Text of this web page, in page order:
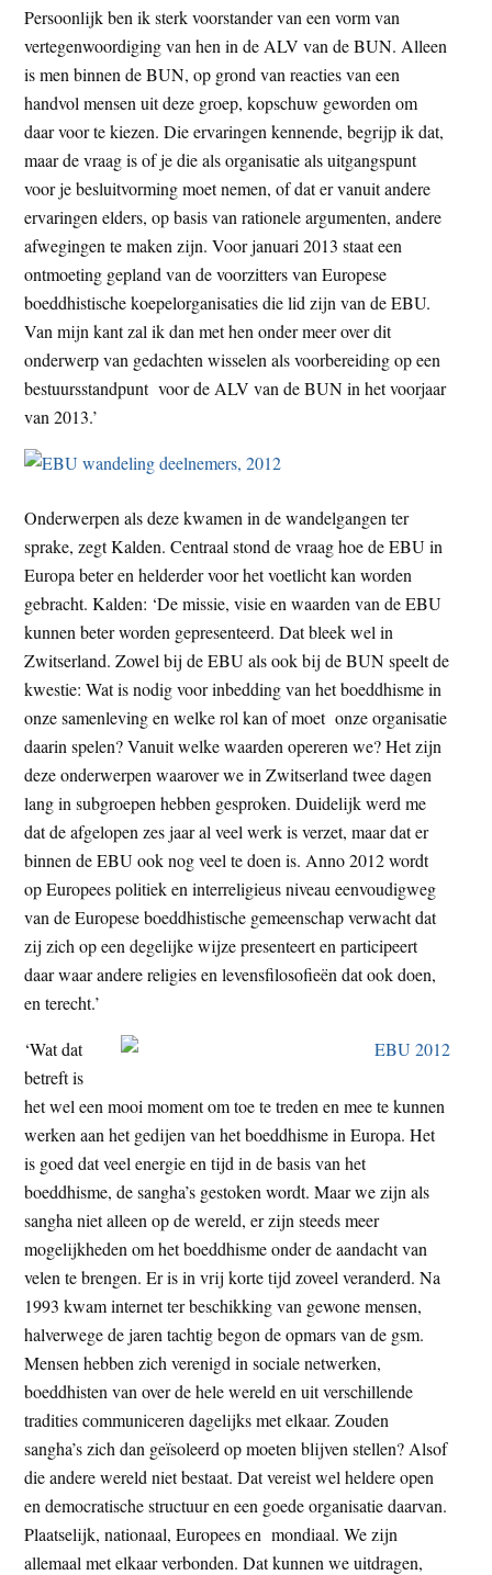
Persoonlijk ben ik sterk voorstander van een vorm van
vertegenwoordiging van hen in de ALV van de BUN. Alleen
is men binnen de BUN, op grond van reacties van een
handvol mensen uit deze groep, kopschuw geworden om
daar voor te kiezen. Die ervaringen kennende, begrijp ik dat,
maar de vraag is of je die als organisatie als uitgangspunt
voor je besluitvorming moet nemen, of dat er vanuit andere
ervaringen elders, op basis van rationele argumenten, andere
afwegingen te maken zijn. Voor januari 2013 staat een
ontmoeting gepland van de voorzitters van Europese
boeddhistische koepelorganisaties die lid zijn van de EBU.
Van mijn kant zal ik dan met hen onder meer over dit
onderwerp van gedachten wisselen als voorbereiding op een
bestuursstandpunt voor de ALV van de BUN in het voorjaar
van 2013.’
Onderwerpen als deze kwamen in de wandelgangen ter
sprake, zegt Kalden. Centraal stond de vraag hoe de EBU in
Europa beter en helderder voor het voetlicht kan worden
gebracht. Kalden: ‘De missie, visie en waarden van de EBU
kunnen beter worden gepresenteerd. Dat bleek wel in
Zwitserland. Zowel bij de EBU als ook bij de BUN speelt de
kwestie: Wat is nodig voor inbedding van het boeddhisme in
onze samenleving en welke rol kan of moet onze organisatie
daarin spelen? Vanuit welke waarden opereren we? Het zijn
deze onderwerpen waarover we in Zwitserland twee dagen
lang in subgroepen hebben gesproken. Duidelijk werd me
dat de afgelopen zes jaar al veel werk is verzet, maar dat er
binnen de EBU ook nog veel te doen is. Anno 2012 wordt
op Europees politiek en interreligieus niveau eenvoudigweg
van de Europese boeddhistische gemeenschap verwacht dat
zij zich op een degelijke wijze presenteert en participeert
daar waar andere religies en levensfilosofieën dat ook doen,
en terecht.’
‘Wat dat
betreft is
het wel een mooi moment om toe te treden en mee te kunnen
werken aan het gedijen van het boeddhisme in Europa. Het
is goed dat veel energie en tijd in de basis van het
boeddhisme, de sangha’s gestoken wordt. Maar we zijn als
sangha niet alleen op de wereld, er zijn steeds meer
mogelijkheden om het boeddhisme onder de aandacht van
velen te brengen. Er is in vrij korte tijd zoveel veranderd. Na
1993 kwam internet ter beschikking van gewone mensen,
halverwege de jaren tachtig begon de opmars van de gsm.
Mensen hebben zich verenigd in sociale netwerken,
boeddhisten van over de hele wereld en uit verschillende
tradities communiceren dagelijks met elkaar. Zouden
sangha’s zich dan geïsoleerd op moeten blijven stellen? Alsof
die andere wereld niet bestaat. Dat vereist wel heldere open
en democratische structuur en een goede organisatie daarvan.
Plaatselijk, nationaal, Europees en mondiaal. We zijn
allemaal met elkaar verbonden. Dat kunnen we uitdragen,